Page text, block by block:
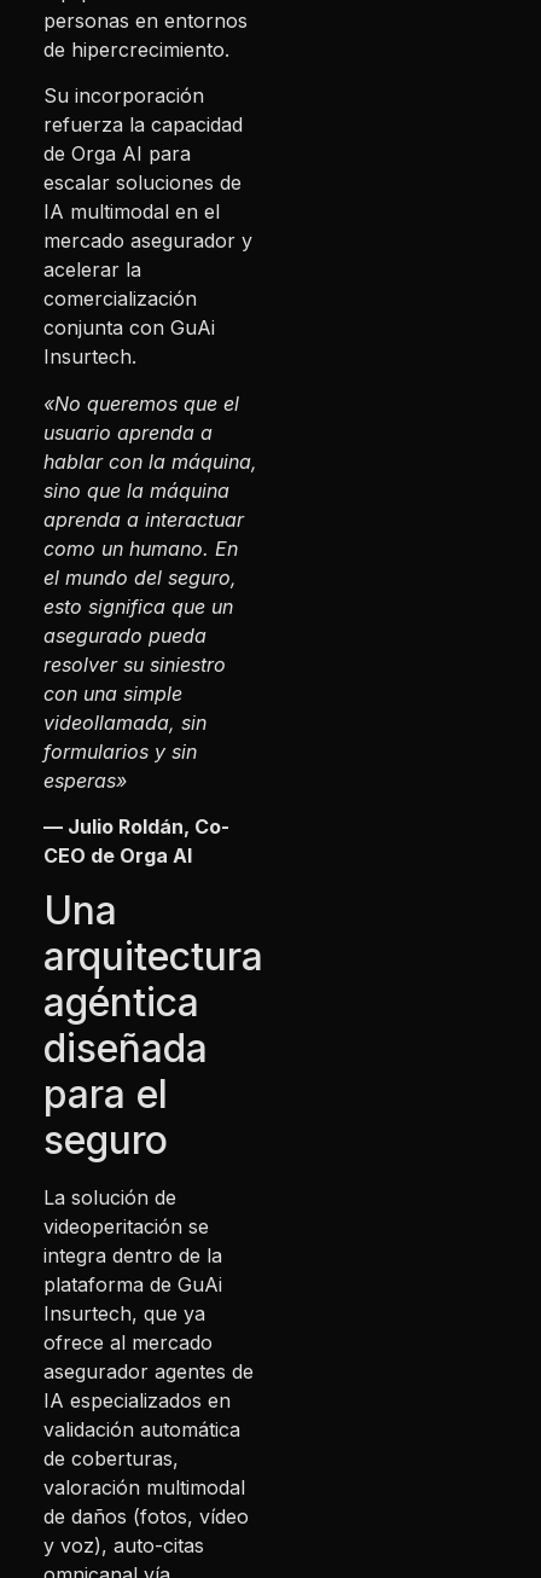
personas en entornos
de hipercrecimiento.
Su incorporación
refuerza la capacidad
de Orga AI para
escalar soluciones de
IA multimodal en el
mercado asegurador y
acelerar la
comercialización
conjunta con GuAi
Insurtech.
«No queremos que el
usuario aprenda a
hablar con la máquina,
sino que la máquina
aprenda a interactuar
como un humano. En
el mundo del seguro,
esto significa que un
asegurado pueda
resolver su siniestro
con una simple
videollamada, sin
formularios y sin
esperas»
— Julio Roldán, Co-
CEO de Orga AI
Una
arquitectura
agéntica
diseñada
para el
seguro
La solución de
videoperitación se
integra dentro de la
plataforma de GuAi
Insurtech, que ya
ofrece al mercado
asegurador agentes de
IA especializados en
validación automática
de coberturas,
valoración multimodal
de daños (fotos, vídeo
y voz), auto-citas